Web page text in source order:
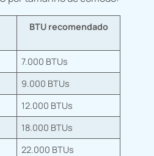
BTU recomendado
7.000 BTUs
9.000 BTUs
12.000 BTUs
18.000 BTUs
22.000 BTUs